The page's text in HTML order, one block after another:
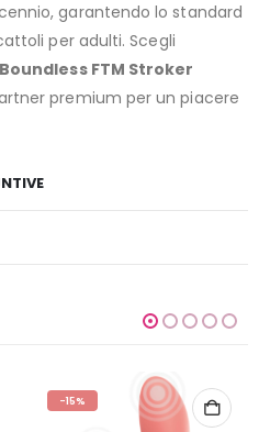
garantendo lo standard
per adulti. Scegli
Boundless FTM Stroker
premium per un piacere
-15%